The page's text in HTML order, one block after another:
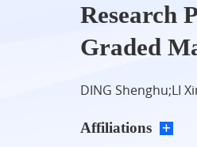
Research
Graded
DING Shenghu;LI
Affiliations